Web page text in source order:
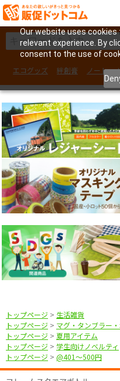
Our website uses
relevant experience. By
consent to the use of
エコグッズ 絆創膏 ノート
フェイスシール
トップページ > 生活雑貨
トップページ > マグ・タンブラー
トップページ > 夏用アイテム
トップページ > 学生向けノベルティ
トップページ > @401〜500円